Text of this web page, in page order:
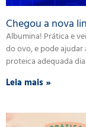
Chegou a nova
Albumina! Prática e
do ovo, e pode
proteica adequada
Leia mais »